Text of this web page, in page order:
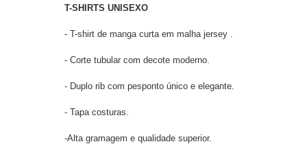
T-SHIRTS UNISEXO
- T-shirt de manga curta em malha jersey .
- Corte tubular com decote moderno.
- Duplo rib com pesponto único e elegante.
- Tapa costuras.
-Alta gramagem e qualidade superior.